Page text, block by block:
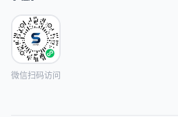
微信扫码访问